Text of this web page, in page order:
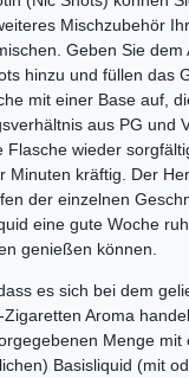
Mischzubehör
Geben Sie dem
hinzu und füllen das
mit einer Base auf,
aus PG und
Flasche wieder
Minuten kräftig. Der
der einzelnen
eine gute Woche
genießen können.
es sich bei dem
Aroma
Menge mit
Basisliquid (mit